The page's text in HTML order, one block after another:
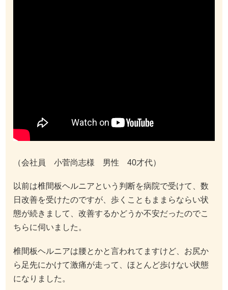
（会社員 小菅尚志様 男性 40才代）
以前は椎間板ヘルニアという判断を病院で受けて、数
日改善を受けたのですが、歩くこともままらならい状
態が続きまして、改善するかどうか不安だったのでこ
ちらに伺いました。
椎間板ヘルニアは腰とかと言われてますけど、お尻か
ら足先にかけて激痛が走って、ほとんど歩けない状態
になりました。